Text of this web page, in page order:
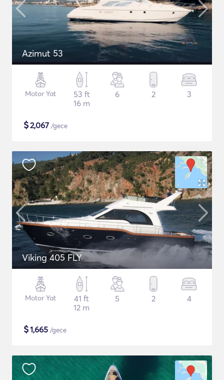
Azimut 53
Motor Yat
53 ft
16 m
6 2 3
$2,067 /gece
Viking 405 FLY
Motor Yat
41 ft
12 m
5 2 4
$1,665 /gece